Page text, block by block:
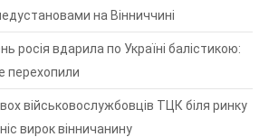
на Вінниччині
росія вдарила по Україні балістикою:
перехопили
військовослужбовців ТЦК біля ринку
вирок вінничанину